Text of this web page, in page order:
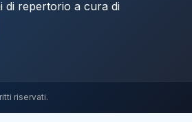
di repertorio a cura di
riservati.